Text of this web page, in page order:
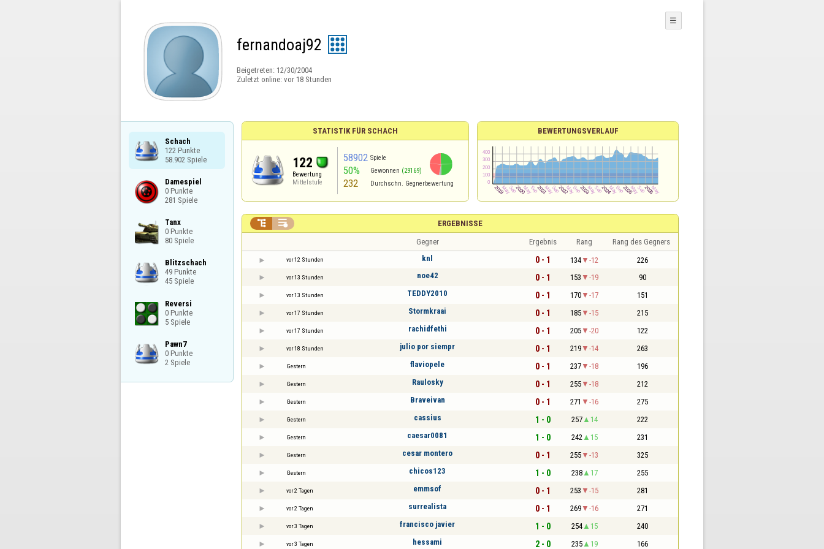
fernandoaj92
Beigetreten: 12/30/2004
Zuletzt online: vor 18 Stunden
☰
Schach
122 Punkte
58.902 Spiele
Damespiel
0 Punkte
281 Spiele
Tanx
0 Punkte
80 Spiele
Blitzschach
49 Punkte
45 Spiele
Reversi
0 Punkte
5 Spiele
Pawn7
0 Punkte
2 Spiele
STATISTIK FÜR SCHACH
122
Bewertung
Mittelstufe
58902 Spiele
50% Gewonnen (29169)
232 Durchschn. Gegnerbewertung
BEWERTUNGSVERLAUF
ERGEBNISSE
 
Gegner Ergebnis Rang Rang des Gegners
vor 12 Stunden knl 0 - 1 134 -12 226
vor 13 Stunden noe42 0 - 1 153 -19 90
vor 13 Stunden TEDDY2010 0 - 1 170 -17 151
vor 17 Stunden Stormkraai 0 - 1 185 -15 215
vor 17 Stunden rachidfethi 0 - 1 205 -20 122
vor 18 Stunden julio por siempr 0 - 1 219 -14 263
Gestern flaviopele 0 - 1 237 -18 196
Gestern Raulosky 0 - 1 255 -18 212
Gestern Braveivan 0 - 1 271 -16 275
Gestern cassius 1 - 0 257 14 222
Gestern caesar0081 1 - 0 242 15 231
Gestern cesar montero 0 - 1 255 -13 325
Gestern chicos123 1 - 0 238 17 255
vor 2 Tagen emmsof 0 - 1 253 -15 281
vor 2 Tagen surrealista 0 - 1 269 -16 271
vor 3 Tagen francisco javier 1 - 0 254 15 240
vor 3 Tagen hessami 2 - 0 235 19 166